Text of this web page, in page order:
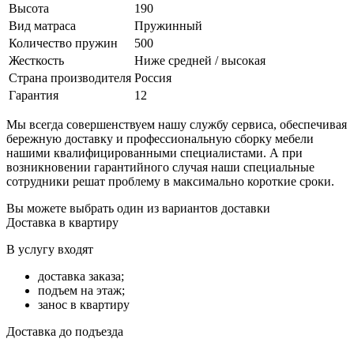
Высота
190
Вид матраса
Пружинный
Количество пружин
500
Жесткость
Ниже средней / высокая
Страна производителя Россия
Гарантия
12
Мы всегда совершенствуем нашу службу сервиса, обеспечивая
бережную доставку и профессиональную сборку мебели
нашими квалифицированными специалистами. А при
возникновении гарантийного случая наши специальные
сотрудники решат проблему в максимально короткие сроки.
Вы можете выбрать один из вариантов доставки
Доставка в квартиру
В услугу входят
доставка заказа;
подъем на этаж;
занос в квартиру
Доставка до подъезда